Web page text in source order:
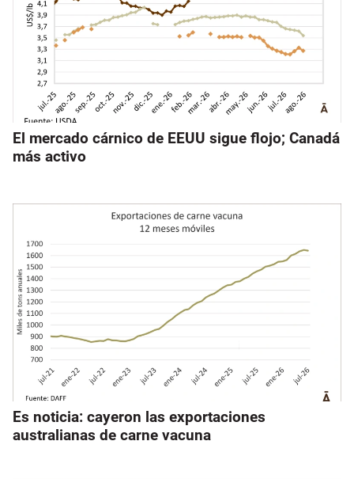
El mercado cárnico de EEUU sigue flojo; Canadá
más activo
Es noticia: cayeron las exportaciones
australianas de carne vacuna